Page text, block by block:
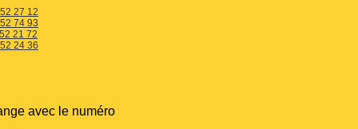
27 12
74 93
21 72
24 36
avec le numéro